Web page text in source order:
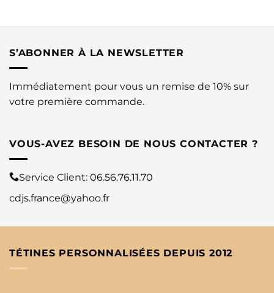
S’ABONNER À LA NEWSLETTER
Immédiatement pour vous un remise de 10% sur
votre première commande.
VOUS-AVEZ BESOIN DE NOUS CONTACTER ?
Service Client: 06.56.76.11.70
cdjs.france@yahoo.fr
TÉTINES PERSONNALISÉES DEPUIS 2012